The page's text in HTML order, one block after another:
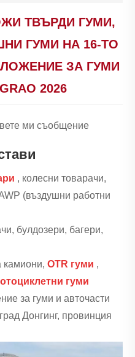
ТВЪРДИ ГУМИ,
ГУМИ НА 16-ТО
ЗА ГУМИ
2026
ми съобщение
, колесни товарачи,
(въздушни работни
булдозери, багери,
камиони, OTR гуми ,
гуми
за гуми и авточасти
Донгинг, провинция